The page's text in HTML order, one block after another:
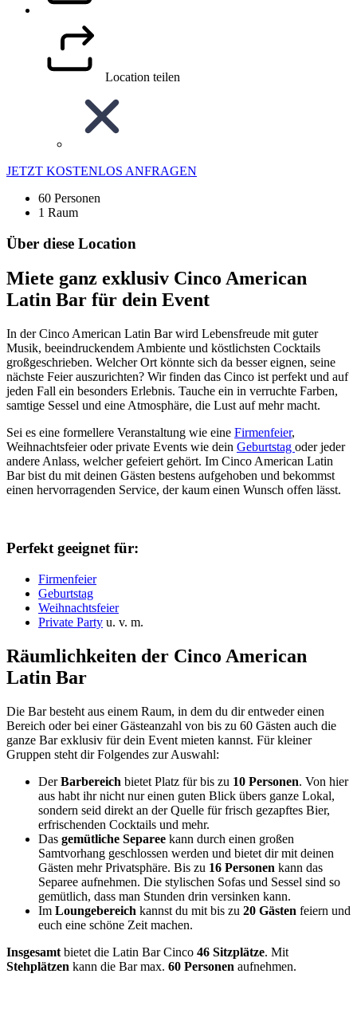
Location teilen
JETZT KOSTENLOS ANFRAGEN
60 Personen
1 Raum
Über diese Location
Miete ganz exklusiv Cinco American
Latin Bar für dein Event
In der Cinco American Latin Bar wird Lebensfreude mit guter
Musik, beeindruckendem Ambiente und köstlichsten Cocktails
großgeschrieben. Welcher Ort könnte sich da besser eignen, seine
nächste Feier auszurichten? Wir finden das Cinco ist perfekt und auf
jeden Fall ein besonders Erlebnis. Tauche ein in verruchte Farben,
samtige Sessel und eine Atmosphäre, die Lust auf mehr macht.
Sei es eine formellere Veranstaltung wie eine Firmenfeier,
Weihnachtsfeier oder private Events wie dein Geburtstag oder jeder
andere Anlass, welcher gefeiert gehört. Im Cinco American Latin
Bar bist du mit deinen Gästen bestens aufgehoben und bekommst
einen hervorragenden Service, der kaum einen Wunsch offen lässt.
Perfekt geeignet für:
Firmenfeier
Geburtstag
Weihnachtsfeier
Private Party u. v. m.
Räumlichkeiten der Cinco American
Latin Bar
Die Bar besteht aus einem Raum, in dem du dir entweder einen
Bereich oder bei einer Gästeanzahl von bis zu 60 Gästen auch die
ganze Bar exklusiv für dein Event mieten kannst. Für kleiner
Gruppen steht dir Folgendes zur Auswahl:
DerBarbereich bietet Platz für bis zu 10 Personen. Von hier
aus habt ihr nicht nur einen guten Blick übers ganze Lokal,
sondern seid direkt an der Quelle für frisch gezapftes Bier,
erfrischenden Cocktails und mehr.
Das gemütliche Separee kann durch einen großen
Samtvorhang geschlossen werden und bietet dir mit deinen
Gästen mehr Privatsphäre. Bis zu 16 Personen kann das
Separee aufnehmen. Die stylischen Sofas und Sessel sind so
gemütlich, dass man Stunden drin versinken kann.
Im Loungebereich kannst du mit bis zu 20 Gästen feiern und
euch eine schöne Zeit machen.
Insgesamt bietet die Latin Bar Cinco 46 Sitzplätze. Mit
Stehplätzen kann die Bar max. 60 Personen aufnehmen.